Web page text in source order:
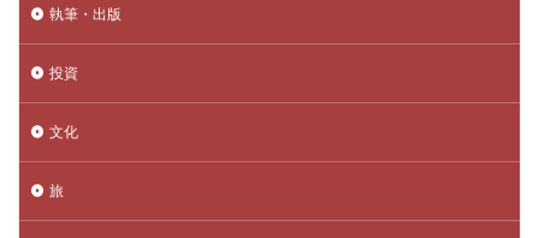
執筆・出版
投資
文化
旅